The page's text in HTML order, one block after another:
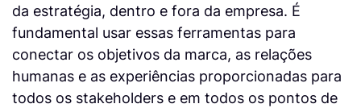
da estratégia, dentro e fora da empresa. É
fundamental usar essas ferramentas para
conectar os objetivos da marca, as relações
humanas e as experiências proporcionadas para
todos os stakeholders e em todos os pontos de